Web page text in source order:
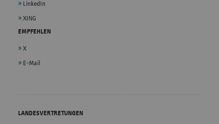
LinkedIn
XING
EMPFEHLEN
X
E-Mail
LANDESVERTRETUNGEN